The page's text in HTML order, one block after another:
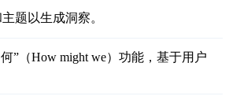
题以生成洞察。
”（How might we）功能，基于用户